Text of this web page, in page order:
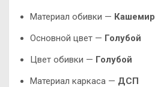
Материал обивки — Кашемир
Основной цвет — Голубой
Цвет обивки — Голубой
Материал каркаса — ДСП